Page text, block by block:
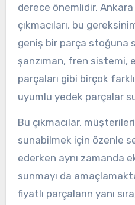
derece önemlidir.
çıkmacıları, bu
geniş bir parça stoğuna
şanzıman, fren sistemi,
parçaları gibi birçok
uyumlu yedek parçalar
Bu çıkmacılar,
sunabilmek için özenle
ederken aynı zamanda
sunmayı da
fiyatlı parçaların yanı